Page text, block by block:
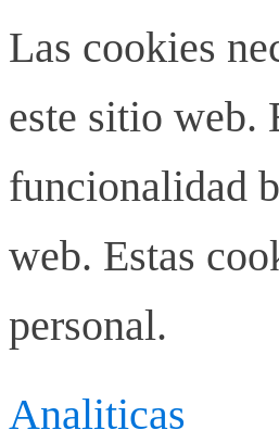
Las cookies
este sitio web.
funcionalidad
web. Estas
personal.
Analiticas